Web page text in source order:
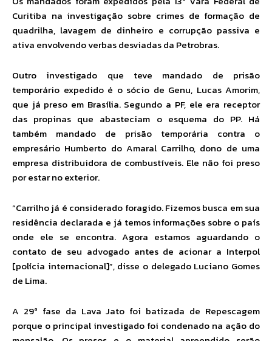
Curitiba na investigação sobre crimes de formação de
quadrilha, lavagem de dinheiro e corrupção passiva e
ativa envolvendo verbas desviadas da Petrobras.
Outro investigado que teve mandado de prisão
temporário expedido é o sócio de Genu, Lucas Amorim,
que já preso em Brasília. Segundo a PF, ele era receptor
das propinas que abasteciam o esquema do PP. Há
também mandado de prisão temporária contra o
empresário Humberto do Amaral Carrilho, dono de uma
empresa distribuidora de combustíveis. Ele não foi preso
por estar no exterior.
“Carrilho já é considerado foragido. Fizemos busca em sua
residência declarada e já temos informações sobre o país
onde ele se encontra. Agora estamos aguardando o
contato de seu advogado antes de acionar a Interpol
[polícia internacional]”, disse o delegado Luciano Gomes
de Lima.
A 29ª fase da Lava Jato foi batizada de Repescagem
porque o principal investigado foi condenado na ação do